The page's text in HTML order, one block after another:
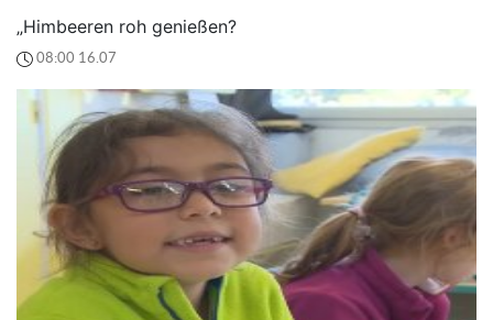
„Himbeeren roh genießen?
08:00 16.07